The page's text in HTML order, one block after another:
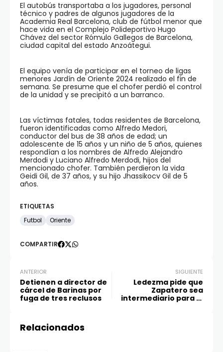
El autobús transportaba a los jugadores, personal
técnico y padres de algunos jugadores de la
Academia Real Barcelona, club de fútbol menor que
hace vida en el Complejo Polideportivo Hugo
Chávez del sector Rómulo Gallegos de Barcelona,
ciudad capital del estado Anzoátegui.
El equipo venía de participar en el torneo de ligas
menores Jardín de Oriente 2024 realizado el fin de
semana. Se presume que el chofer perdió el control
de la unidad y se precipitó a un barranco.
Las víctimas fatales, todas residentes de Barcelona,
fueron identificadas como Alfredo Medori,
conductor del bus de 38 años de edad; un
adolescente de 15 años y un niño de 5 años, quienes
respondían a los nombres de Alfredo Alejandro
Merdodi y Luciano Alfredo Merdodi, hijos del
mencionado chofer. También perdieron la vida
Geidi Gil, de 37 años, y su hijo Jhassikocv Gil de 5
años.
ETIQUETAS
Futbol
Oriente
COMPARTIR
ANTERIOR
Detienen a director de
cárcel de Barinas por
fuga de tres reclusos
SIGUIENTE
Ledezma pide que
Zapatero sea
intermediario para la
Relacionados